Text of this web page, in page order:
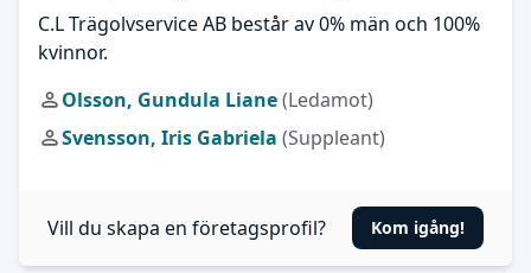
C.L Trägolvservice AB består av 0% män och 100%
kvinnor.
Olsson, Gundula Liane(Ledamot)
Svensson, Iris Gabriela (Suppleant)
Vill du skapa en företagsprofil? Kom igång!